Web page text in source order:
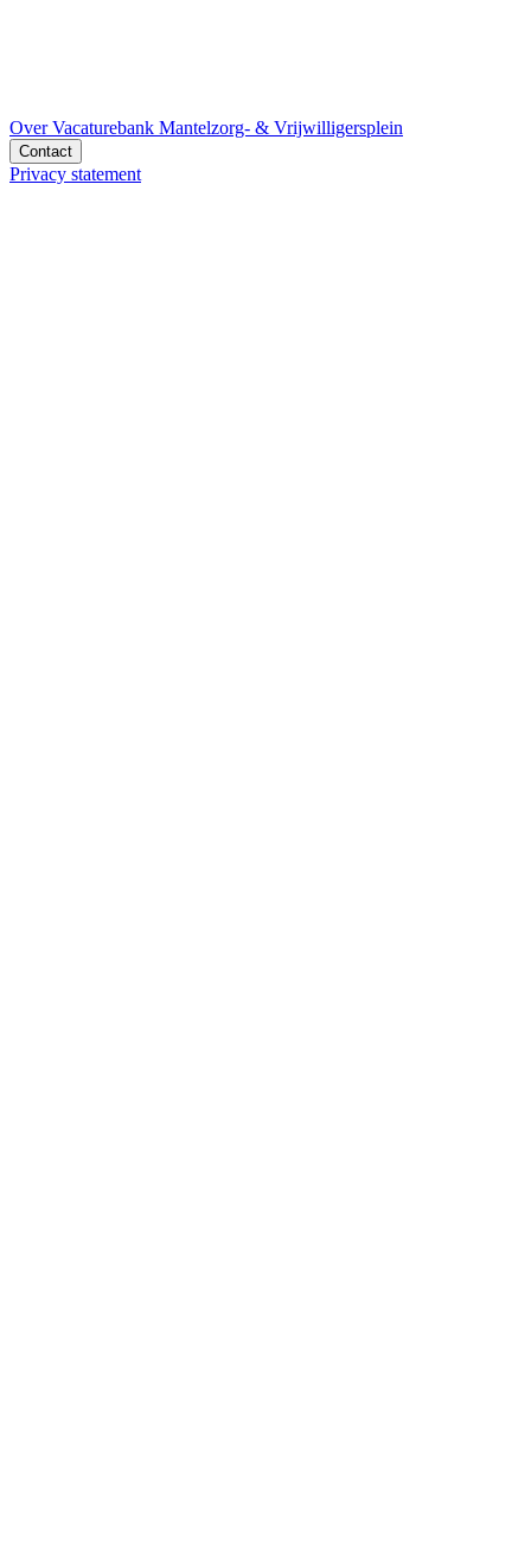
Over Vacaturebank Mantelzorg- & Vrijwilligersplein
Contact
Privacy statement